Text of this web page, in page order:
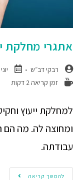
אתגרי מחלקת
רבקי דב״ש יוני 15, 2022
זמן קריאה 2 דקות
למחלקת ייעוץ
ומחוצה לה. מה הם
עבודתה.
להמשך קריאה